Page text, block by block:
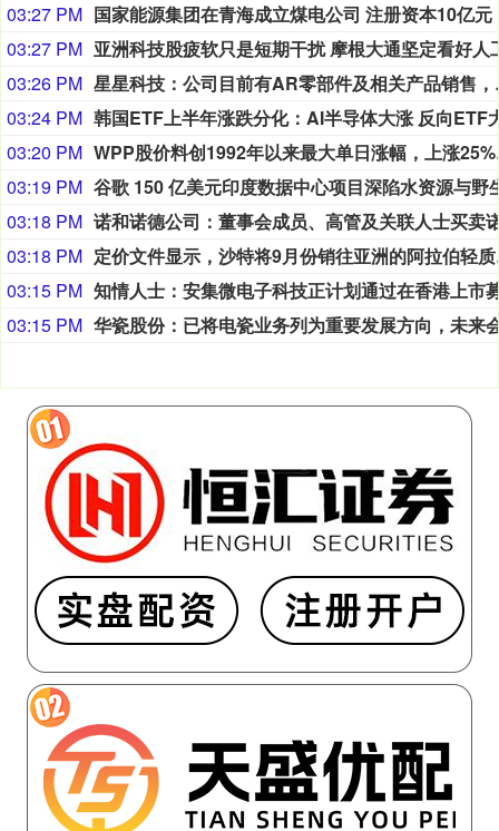
03:27 PM 国家能源集团在青海成立煤电公司 注册资本10亿元
03:27 PM
03:26 PM
星星科技
03:24 PM
03:20 PM WPP股价料创1992年以来最大单日涨幅，上涨25%至11个月高位。
03:19 PM
03:18 PM
03:18 PM
定价文件
03:15 PM
03:15 PM